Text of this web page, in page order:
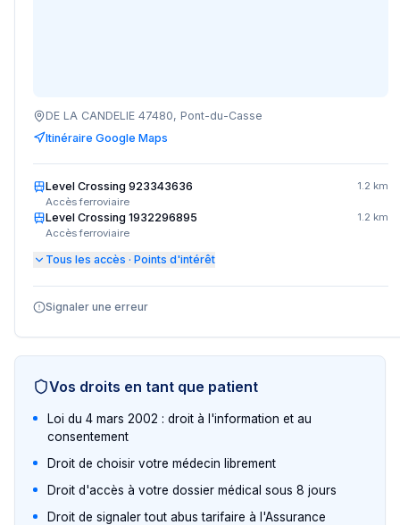
DE LA CANDELIE 47480, Pont-du-Casse
Itinéraire Google Maps
Level Crossing 923343636
Accès ferroviaire
1.2 km
Level Crossing 1932296895
Accès ferroviaire
1.2 km
Tous les accès · Points d'intérêt
Signaler une erreur
Vos droits en tant que patient
Loi du 4 mars 2002 : droit à l'information et au
consentement
Droit de choisir votre médecin librement
Droit d'accès à votre dossier médical sous 8 jours
Droit de signaler tout abus tarifaire à l'Assurance